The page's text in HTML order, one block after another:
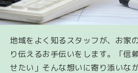
地域をよく知るスタッフが、お家
り伝えるお手伝いをします。「信
せたい」そんな想いに寄り添いな